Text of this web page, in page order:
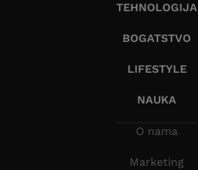
TEHNOLOGIJA
BOGATSTVO
LIFESTYLE
NAUKA
O nama
Marketing